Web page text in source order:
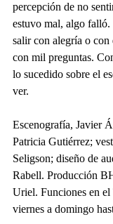
percepción de no
estuvo mal, algo falló.
salir con alegría o con
con mil preguntas.
lo sucedido sobre el
ver.
Escenografía, Javier
Patricia Gutiérrez;
Seligson; diseño de
Rabell. Producción
Uriel. Funciones en
viernes a domingo